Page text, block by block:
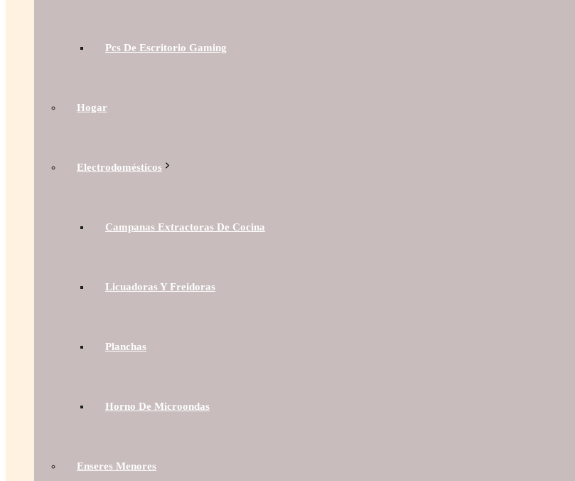
Pcs De Escritorio Gaming
Hogar
Electrodomésticos
Campanas Extractoras De Cocina
Licuadoras Y Freidoras
Planchas
Horno De Microondas
Enseres Menores